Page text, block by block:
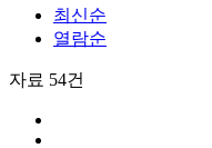
최신순
열람순
자료 54건